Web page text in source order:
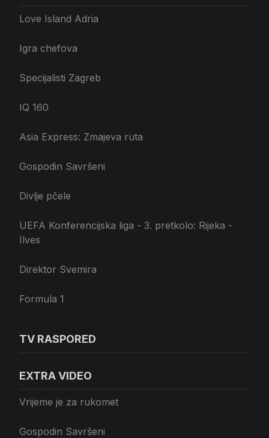
Love Island Adria
Igra chefova
Specijalisti Zagreb
IQ 160
Asia Express: Zmajeva ruta
Gospodin Savršeni
Divlje pčele
UEFA Konferencijska liga - 3. pretkolo: Rijeka -
Ilves
Direktor Svemira
Formula 1
TV RASPORED
EXTRA VIDEO
Vrijeme je za rukomet
Gospodin Savršeni